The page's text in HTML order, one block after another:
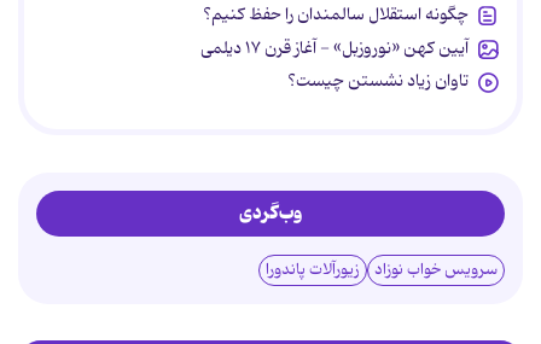
چگونه استقلال سالمندان را حفظ کنیم؟
آیین کهن «نوروزبل» - آغاز قرن ۱۷ دیلمی
تاوان زیاد نشستن چیست؟
وب‌گردی
سرویس خواب نوزاد زیورآلات پاندورا